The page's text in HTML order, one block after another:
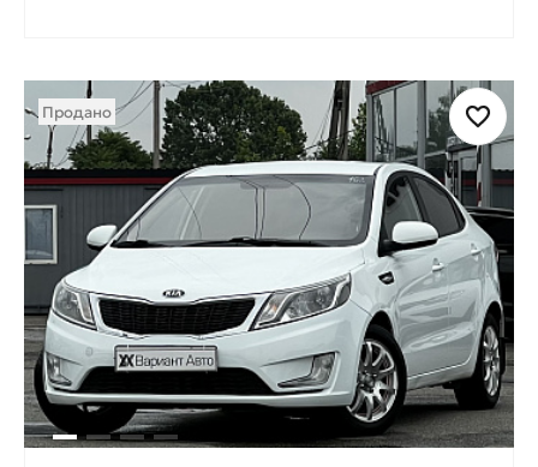
Продано